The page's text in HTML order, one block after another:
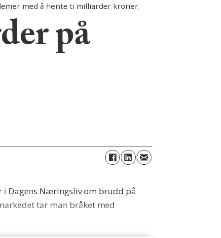
med å hente ti milliarder kroner.
på
i Dagens Næringsliv om brudd på
tar man bråket med